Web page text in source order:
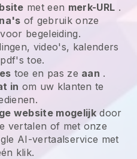
met een merk-URL .
of gebruik onze
voor begeleiding.
video's, kalenders
toe.
toe en pas ze aan .
in om uw klanten te
website mogelijkdoor
vertalen of met onze
AI-vertaalservice met
klik.